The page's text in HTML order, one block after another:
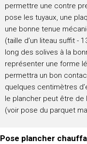
permettre une contre
pose les tuyaux, une
une bonne tenue
(taille d’un liteau suffit -
long des solives à la
représenter une forme
permettra un bon
quelques centimètres
le plancher peut être de
(voir pose du parquet
Pose plancher